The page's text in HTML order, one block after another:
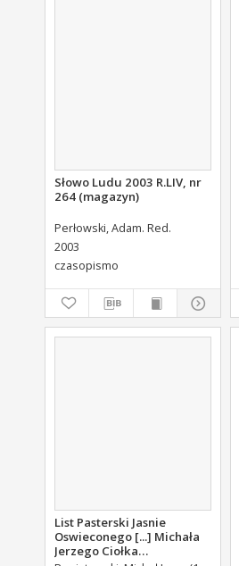
Słowo Ludu 2003 R.LIV, nr
264 (magazyn)
Perłowski, Adam. Red.
2003
czasopismo
List Pasterski Jasnie
Oswieconego [...] Michała
Jerzego Ciołka